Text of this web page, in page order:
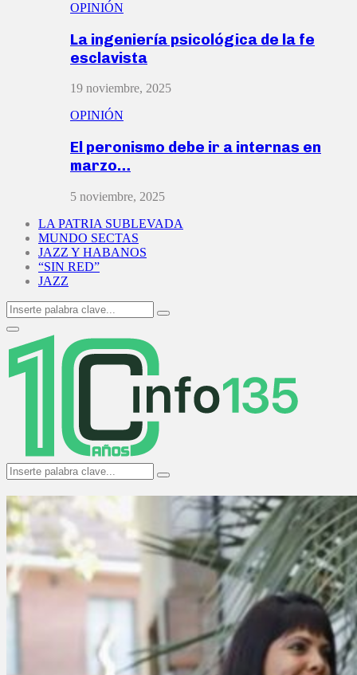
OPINIÓN
La ingeniería psicológica de la fe
esclavista
19 noviembre, 2025
OPINIÓN
El peronismo debe ir a internas en
marzo…
5 noviembre, 2025
LA PATRIA SUBLEVADA
MUNDO SECTAS
JAZZ Y HABANOS
“SIN RED”
JAZZ
Search
for:
Search
Primary
Menu
Search
for:
Search